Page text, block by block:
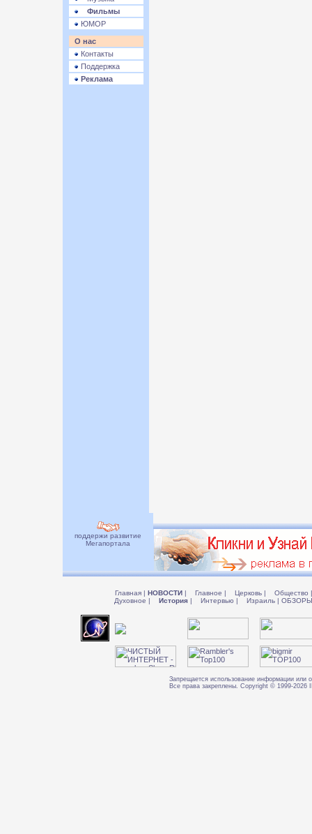
Фильмы
ЮМОР
О нас
Контакты
Поддержка
Реклама
поддержи развитие
Мегапортала
Главная | НОВОСТИ | Главное | Церковь | Общество |
Духовное | История | Интервью | Израиль |
Запрещается использование информации или
Все права закреплены. Copyright © 1999-